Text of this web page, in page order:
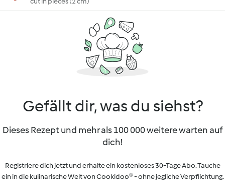
Gefällt dir, was du siehst?
Dieses Rezept und mehr als 100 000 weitere warten auf
dich!
Registriere dich jetzt und erhalte ein kostenloses 30-Tage Abo. Tauche
ein in die kulinarische Welt von Cookidoo® - ohne jegliche Verpflichtung.